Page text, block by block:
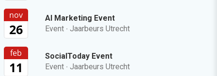
nov
26
AI Marketing Event
Event · Jaarbeurs Utrecht
feb
11
SocialToday Event
Event · Jaarbeurs Utrecht